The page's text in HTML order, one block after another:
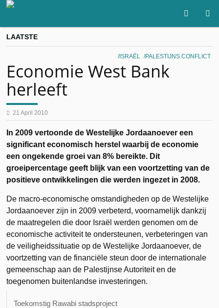
LAATSTE
ISRAËL PALESTIJNS CONFLICT
Economie West Bank
herleeft
21 April 2010
In 2009 vertoonde de Westelijke Jordaanoever een
significant economisch herstel waarbij de economie
een ongekende groei van 8% bereikte. Dit
groeipercentage geeft blijk van een voortzetting van de
positieve ontwikkelingen die werden ingezet in 2008.
De macro-economische omstandigheden op de Westelijke
Jordaanoever zijn in 2009 verbeterd, voornamelijk dankzij
de maatregelen die door Israël werden genomen om de
economische activiteit te ondersteunen, verbeteringen van
de veiligheidssituatie op de Westelijke Jordaanoever, de
voortzetting van de financiële steun door de internationale
gemeenschap aan de Palestijnse Autoriteit en de
toegenomen buitenlandse investeringen.
Toekomstig Rawabi stadsproject